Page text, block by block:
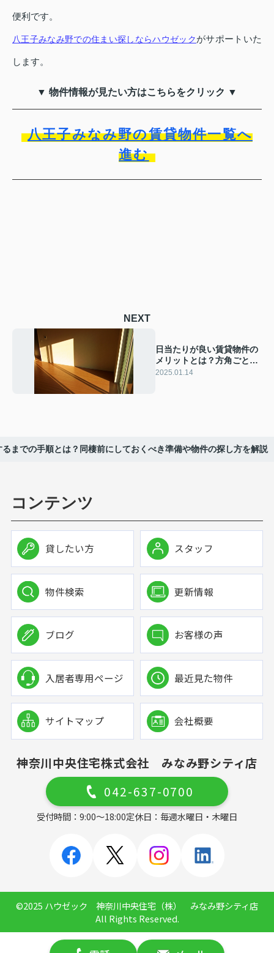
便利です。
八王子みなみ野での住まい探しならハウゼックがサポートいた
します。
▼ 物件情報が見たい方はこちらをクリック ▼
八王子みなみ野の賃貸物件一覧へ
進む
NEXT
日当たりが良い賃貸物件の
メリットとは？方角ごとの
日当たりの特徴も解説
2025.01.14
るまでの手順とは？同棲前にしておくべき準備や物件の探し方を解説
コンテンツ
貸したい方 スタッフ
物件検索 更新情報
ブログ お客様の声
入居者専用ページ 最近見た物件
サイトマップ 会社概要
神奈川中央住宅株式会社 みなみ野シティ店
042-637-0700
受付時間：9:00～18:00定休日：毎週水曜日・木曜日
©2025 ハウゼック 神奈川中央住宅（株） みなみ野シティ店
All Rights Reserved.